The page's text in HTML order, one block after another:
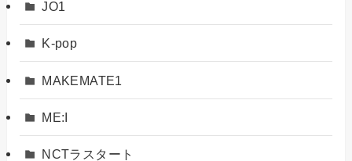
JO1
K-pop
MAKEMATE1
ME:I
NCTラスタート